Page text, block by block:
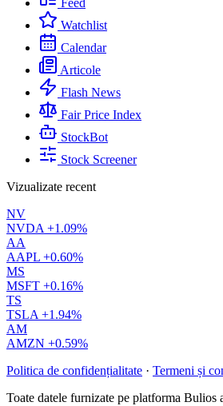
Feed
Watchlist
Calendar
Articole
Flash News
Fair Price Index
StockBot
Stock Screener
Vizualizate recent
NV
NVDA +1.09%
AA
AAPL +0.60%
MS
MSFT +0.16%
TS
TSLA +1.94%
AM
AMZN +0.59%
Politica de confidențialitate · Termeni și
Toate datele furnizate pe platforma